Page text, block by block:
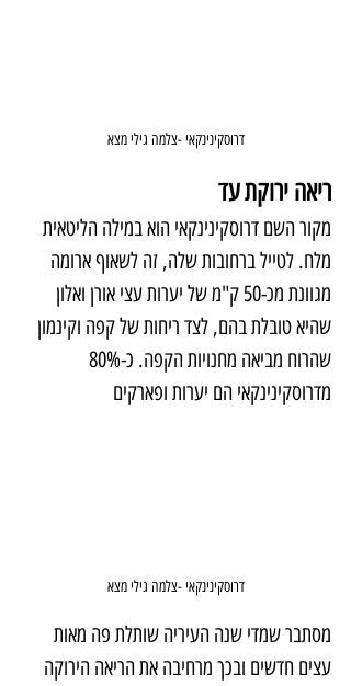
דרוסקינינקאי -צלמה גילי מצא
ריאה ירוקת עד
מקור השם דרוסקינינקאי הוא במילה הליטאית
מלח. לטייל ברחובות שלה, זה לשאוף ארומה
מגוונת מכ-50 ק"מ של יערות עצי אורן ואלון
שהיא טובלת בהם, לצד ריחות של קפה וקינמון
מדרוסקינינקאי הם יערות ופארקים
דרוסקינינקאי -צלמה גילי מצא
מסתבר שמדי שנה העיריה שותלת פה מאות
עצים חדשים ובכך מרחיבה את הריאה הירוקה